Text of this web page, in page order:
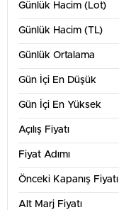
Günlük Hacim (Lot)
Günlük Hacim (TL)
Günlük Ortalama
Gün İçi En Düşük
Gün İçi En Yüksek
Açılış Fiyatı
Fiyat Adımı
Önceki Kapanış Fiyatı
Alt Marj Fiyatı